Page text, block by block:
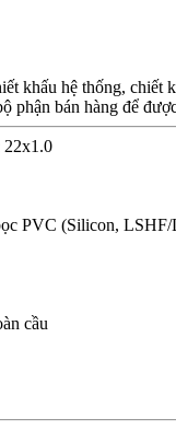
khấu hệ thống, chiết
phận bán hàng để
22x1.0
PVC (Silicon,
cầu